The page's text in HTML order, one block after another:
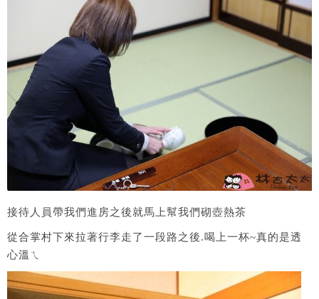
接待人員帶我們進房之後就馬上幫我們砌壺熱茶
從合掌村下來拉著行李走了一段路之後.喝上一杯~真的是透
心溫ㄟ